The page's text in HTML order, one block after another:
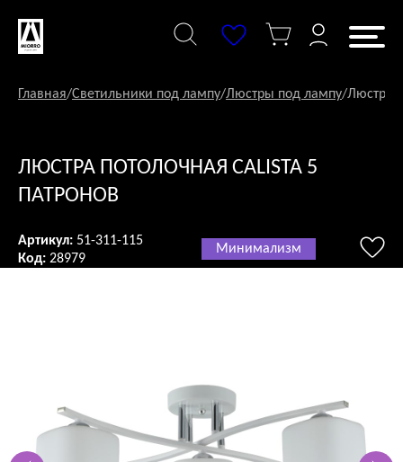
содержанию
Главная/Светильники под лампу/Люстры под лампу/Люстра
ЛЮСТРА ПОТОЛОЧНАЯ CALISTA 5
ПАТРОНОВ
Артикул: 51-311-115
Код: 28979
Минимализм